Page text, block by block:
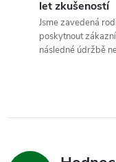
p
let zkušeností
Jsme zavedená
poskytnout
následné údržbě